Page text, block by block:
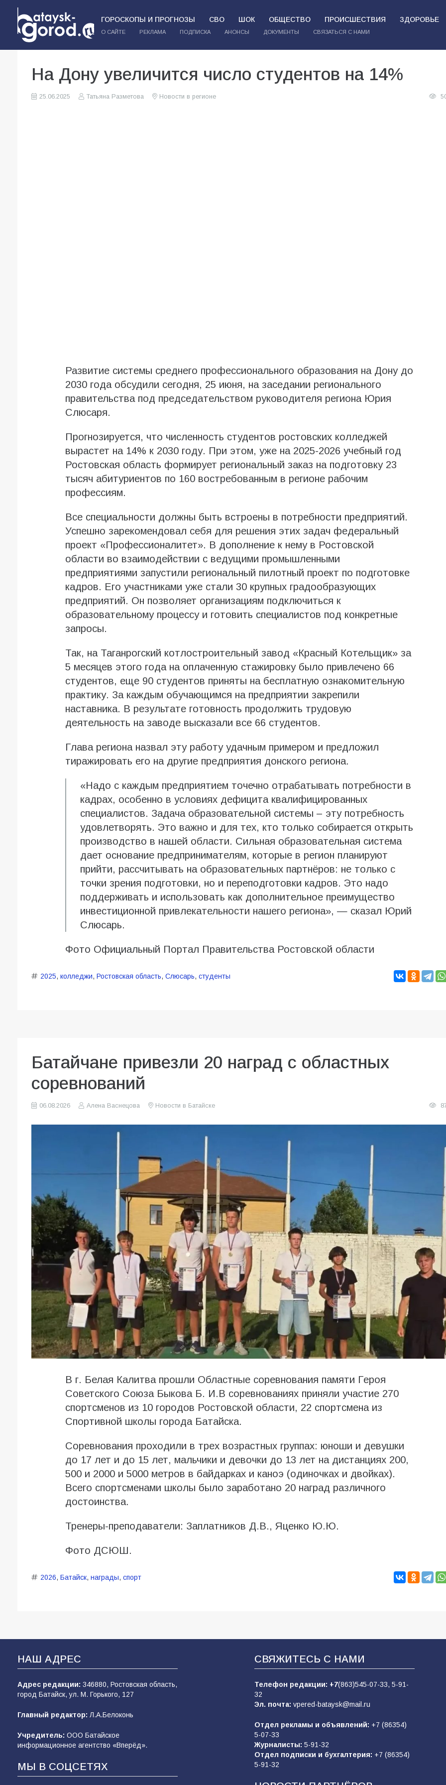
ГОРОСКОПЫ И ПРОГНОЗЫ СВО ШОК ОБЩЕСТВО ПРОИСШЕСТВИЯ ЗДОРОВЬЕ
О САЙТЕ РЕКЛАМА ПОДПИСКА АНОНСЫ ДОКУМЕНТЫ СВЯЗАТЬСЯ С НАМИ
На Дону увеличится число студентов на 14%
25.06.2025 Татьяна Разметова Новости в регионе
Развитие системы среднего профессионального образования на Дону до
2030 года обсудили сегодня, 25 июня, на заседании регионального
правительства под председательством руководителя региона Юрия
Слюсаря.
Прогнозируется, что численность студентов ростовских колледжей
вырастет на 14% к 2030 году. При этом, уже на 2025-2026 учебный год
Ростовская область формирует региональный заказ на подготовку 23
тысяч абитуриентов по 160 востребованным в регионе рабочим
профессиям.
Все специальности должны быть встроены в потребности предприятий.
Успешно зарекомендовал себя для решения этих задач федеральный
проект «Профессионалитет». В дополнение к нему в Ростовской
области во взаимодействии с ведущими промышленными
предприятиями запустили региональный пилотный проект по подготовке
кадров. Его участниками уже стали 30 крупных градообразующих
предприятий. Он позволяет организациям подключиться к
образовательному процессу и готовить специалистов под конкретные
запросы.
Так, на Таганрогский котлостроительный завод «Красный Котельщик» за
5 месяцев этого года на оплаченную стажировку было привлечено 66
студентов, еще 90 студентов приняты на бесплатную ознакомительную
практику. За каждым обучающимся на предприятии закрепили
наставника. В результате готовность продолжить трудовую
деятельность на заводе высказали все 66 студентов.
Глава региона назвал эту работу удачным примером и предложил
тиражировать его на другие предприятия донского региона.
«Надо с каждым предприятием точечно отрабатывать потребности в
кадрах, особенно в условиях дефицита квалифицированных
специалистов. Задача образовательной системы – эту потребность
удовлетворять. Это важно и для тех, кто только собирается открыть
производство в нашей области. Сильная образовательная система
дает основание предпринимателям, которые в регион планируют
прийти, рассчитывать на образовательных партнёров: не только с
точки зрения подготовки, но и переподготовки кадров. Это надо
поддерживать и использовать как дополнительное преимущество
инвестиционной привлекательности нашего региона», — сказал Юрий
Слюсарь.
Фото Официальный Портал Правительства Ростовской области
2025, колледжи, Ростовская область, Слюсарь, студенты
Батайчане привезли 20 наград с областных
соревнований
06.08.2026 Алена Васнецова Новости в Батайске
В г. Белая Калитва прошли Областные соревнования памяти Героя
Советского Союза Быкова Б. И.В соревнованиях приняли участие 270
спортсменов из 10 городов Ростовской области, 22 спортсмена из
Спортивной школы города Батайска.
Соревнования проходили в трех возрастных группах: юноши и девушки
до 17 лет и до 15 лет, мальчики и девочки до 13 лет на дистанциях 200,
500 и 2000 и 5000 метров в байдарках и каноэ (одиночках и двойках).
Всего спортсменами школы было заработано 20 наград различного
достоинства.
Тренеры-преподаватели: Заплатников Д.В., Яценко Ю.Ю.
Фото ДСЮШ.
2026, Батайск, награды, спорт
НАШ АДРЕС
Адрес редакции: 346880, Ростовская область,
город Батайск, ул. М. Горького, 127
Главный редактор: Л.А.Белоконь
Учредитель: ООО Батайское
информационное агентство «Вперёд».
МЫ В СОЦСЕТЯХ
СВЯЖИТЕСЬ С НАМИ
Телефон редакции: +7(863)545-07-33, 5-91-
32
Эл. почта: vpered-bataysk@mail.ru
Отдел рекламы и объявлений: +7 (86354)
5-07-33
Журналисты: 5-91-32
Отдел подписки и бухгалтерия: +7 (86354)
5-91-32